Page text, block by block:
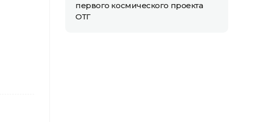
первого космического проекта
ОТГ